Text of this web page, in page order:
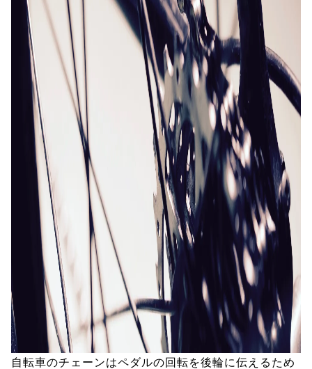
自転車のチェーンはペダルの回転を後輪に伝えるため